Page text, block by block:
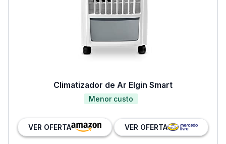
Climatizador de Ar Elgin Smart
Menor custo
VER OFERTA VER OFERTA